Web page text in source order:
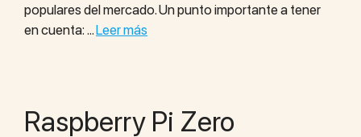
populares del mercado. Un punto importante a tener
en cuenta: …Leer más
Raspberry Pi Zero